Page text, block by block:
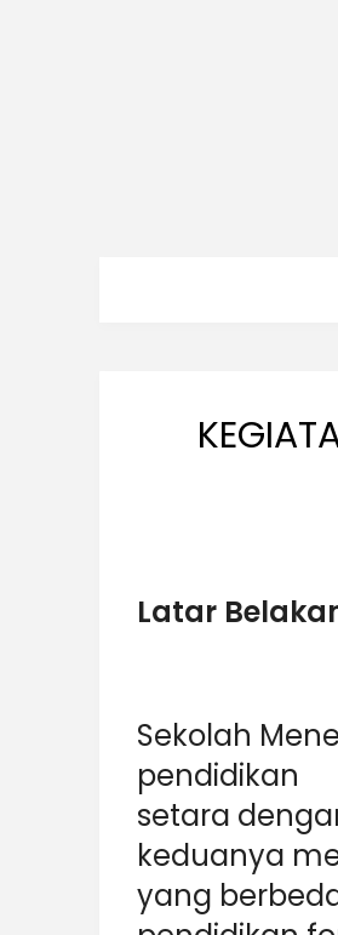
Latar
Sekolah
pendidikan
setara
keduanya
yang